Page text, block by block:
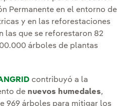
Permanente en el entorno de
y en las reforestaciones
las que se reforestaron 82
árboles de plantas
contribuyó a la
de nuevos humedales,
969 árboles para mitigar los